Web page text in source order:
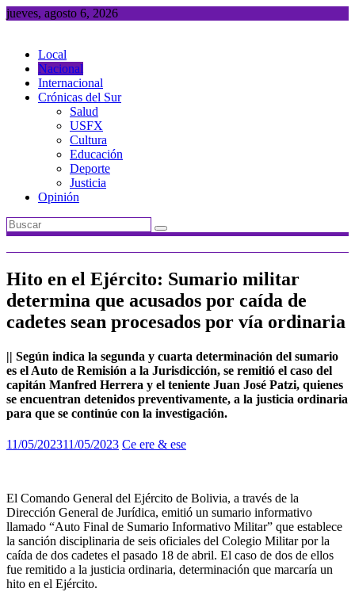
Saltar
jueves, agosto 6, 2026
Local
Nacional
Internacional
Crónicas del Sur
Salud
USFX
Cultura
Educación
Deporte
Justicia
Opinión
Hito en el Ejército: Sumario militar
determina que acusados por caída de
cadetes sean procesados por vía ordinaria
|| Según indica la segunda y cuarta determinación del sumario
es el Auto de Remisión a la Jurisdicción, se remitió el caso del
capitán Manfred Herrera y el teniente Juan José Patzi, quienes
se encuentran detenidos preventivamente, a la justicia ordinaria
para que se continúe con la investigación.
11/05/202311/05/2023 Ce ere & ese
El Comando General del Ejército de Bolivia, a través de la
Dirección General de Jurídica, emitió un sumario informativo
llamado “Auto Final de Sumario Informativo Militar” que establece
la sanción disciplinaria de seis oficiales del Colegio Militar por la
caída de dos cadetes el pasado 18 de abril. El caso de dos de ellos
fue remitido a la justicia ordinaria, determinación que marcaría un
hito en el Ejército.